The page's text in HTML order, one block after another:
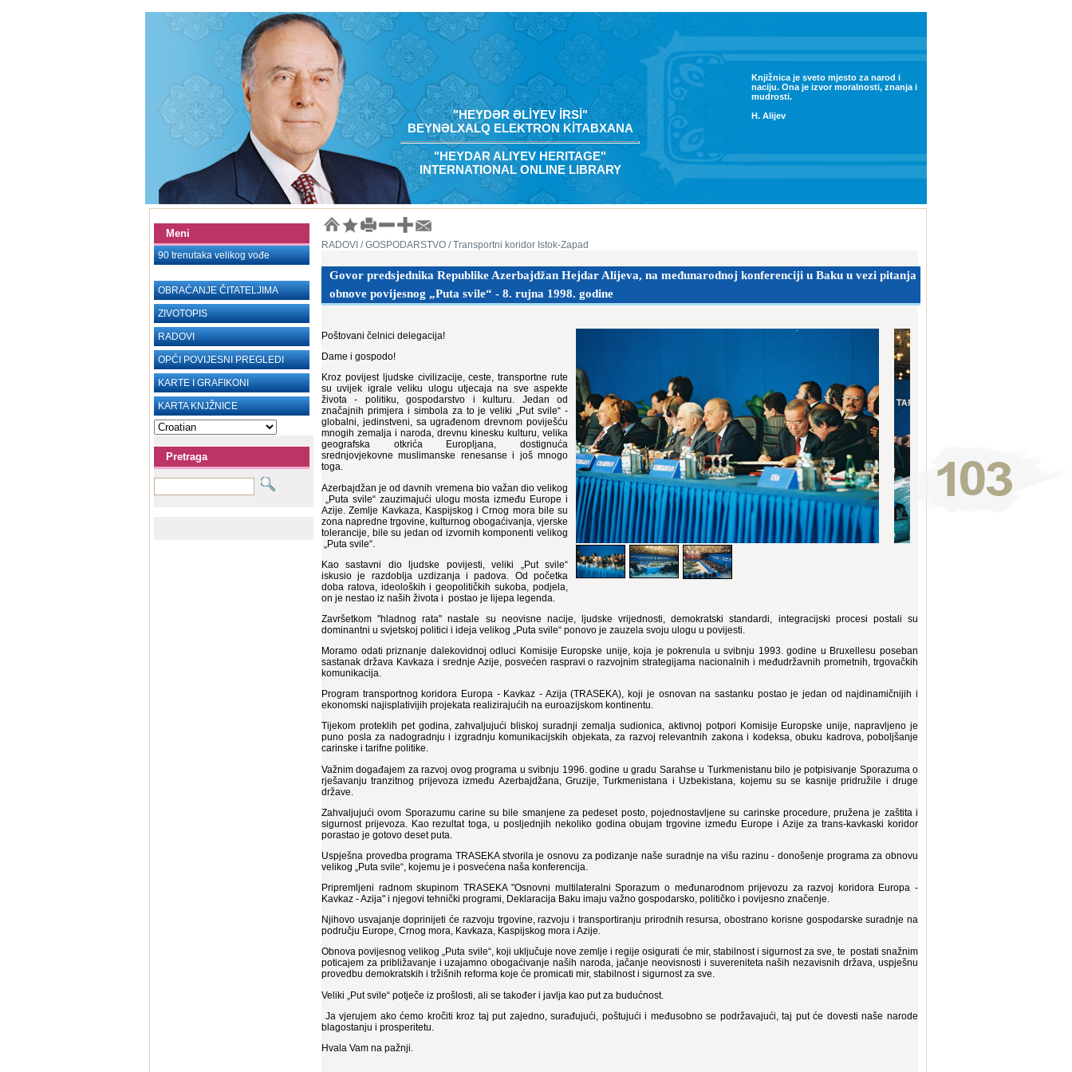
"HEYDƏR ƏLİYEV İRSİ"
BEYNƏLXALQ ELEKTRON KİTABXANA
"HEYDAR ALIYEV HERITAGE"
INTERNATIONAL ONLINE LIBRARY
Knjižnica je sveto mjesto za narod i
naciju. Ona je izvor moralnosti, znanja i
mudrosti.
H. Alijev
Meni
90 trenutaka velikog vođe
OBRAĆANJE ČITATELJIMA
ZIVOTOPIS
RADOVI
OPĆI POVIJESNI PREGLEDI
KARTE I GRAFIKONI
KARTA KNJŽNICE
Pretraga
RADOVI / GOSPODARSTVO / Transportni koridor Istok-Zapad
Govor predsjednika Republike Azerbajdžan Hejdar Alijeva, na međunarodnoj konferenciji u Baku u vezi pitanja
obnove povijesnog „Puta svile“ - 8. rujna 1998. godine
Poštovani čelnici delegacija!
Dame i gospodo!
Kroz povijest ljudske civilizacije, ceste, transportne rute
su uvijek igrale veliku ulogu utjecaja na sve aspekte
života - politiku, gospodarstvo i kulturu. Jedan od
značajnih primjera i simbola za to je veliki „Put svile“ -
globalni, jedinstveni, sa ugrađenom drevnom poviješću
mnogih zemalja i naroda, drevnu kinesku kulturu, velika
geografska otkrića Europljana, dostignuća
srednjovjekovne muslimanske renesanse i još mnogo
toga.
Azerbajdžan je od davnih vremena bio važan dio velikog
„Puta svile“ zauzimajući ulogu mosta između Europe i
Azije. Zemlje Kavkaza, Kaspijskog i Crnog mora bile su
zona napredne trgovine, kulturnog obogaćivanja, vjerske
tolerancije, bile su jedan od izvornih komponenti velikog
„Puta svile“.
Kao sastavni dio ljudske povijesti, veliki „Put svile“
iskusio je razdoblja uzdizanja i padova. Od početka
doba ratova, ideoloških i geopolitičkih sukoba, podjela,
on je nestao iz naših života i postao je lijepa legenda.
Završetkom "hladnog rata" nastale su neovisne nacije, ljudske vrijednosti, demokratski standardi, integracijski procesi postali su
dominantni u svjetskoj politici i ideja velikog „Puta svile“ ponovo je zauzela svoju ulogu u povijesti.
Moramo odati priznanje dalekovidnoj odluci Komisije Europske unije, koja je pokrenula u svibnju 1993. godine u Bruxellesu poseban
sastanak država Kavkaza i srednje Azije, posvećen raspravi o razvojnim strategijama nacionalnih i međudržavnih prometnih, trgovačkih
komunikacija.
Program transportnog koridora Europa - Kavkaz - Azija (TRASEKA), koji je osnovan na sastanku postao je jedan od najdinamičnijih i
ekonomski najisplativijih projekata realizirajućih na euroazijskom kontinentu.
Tijekom proteklih pet godina, zahvaljujući bliskoj suradnji zemalja sudionica, aktivnoj potpori Komisije Europske unije, napravljeno je
puno posla za nadogradnju i izgradnju komunikacijskih objekata, za razvoj relevantnih zakona i kodeksa, obuku kadrova, poboljšanje
carinske i tarifne politike.
Važnim događajem za razvoj ovog programa u svibnju 1996. godine u gradu Sarahse u Turkmenistanu bilo je potpisivanje Sporazuma o
rješavanju tranzitnog prijevoza između Azerbajdžana, Gruzije, Turkmenistana i Uzbekistana, kojemu su se kasnije pridružile i druge
države.
Zahvaljujući ovom Sporazumu carine su bile smanjene za pedeset posto, pojednostavljene su carinske procedure, pružena je zaštita i
sigurnost prijevoza. Kao rezultat toga, u posljednjih nekoliko godina obujam trgovine između Europe i Azije za trans-kavkaski koridor
porastao je gotovo deset puta.
Uspješna provedba programa TRASEKA stvorila je osnovu za podizanje naše suradnje na višu razinu - donošenje programa za obnovu
velikog „Puta svile“, kojemu je i posvećena naša konferencija.
Pripremljeni radnom skupinom TRASEKA "Osnovni multilateralni Sporazum o međunarodnom prijevozu za razvoj koridora Europa -
Kavkaz - Azija" i njegovi tehnički programi, Deklaracija Baku imaju važno gospodarsko, političko i povijesno značenje.
Njihovo usvajanje doprinijeti će razvoju trgovine, razvoju i transportiranju prirodnih resursa, obostrano korisne gospodarske suradnje na
području Europe, Crnog mora, Kavkaza, Kaspijskog mora i Azije.
Obnova povijesnog velikog „Puta svile“, koji uključuje nove zemlje i regije osigurati će mir, stabilnost i sigurnost za sve, te postati snažnim
poticajem za približavanje i uzajamno obogaćivanje naših naroda, jačanje neovisnosti i suvereniteta naših nezavisnih država, uspješnu
provedbu demokratskih i tržišnih reforma koje će promicati mir, stabilnost i sigurnost za sve.
Veliki „Put svile“ potječe iz prošlosti, ali se također i javlja kao put za budućnost.
Ja vjerujem ako ćemo kročiti kroz taj put zajedno, surađujući, poštujući i međusobno se podržavajući, taj put će dovesti naše narode
blagostanju i prosperitetu.
Hvala Vam na pažnji.